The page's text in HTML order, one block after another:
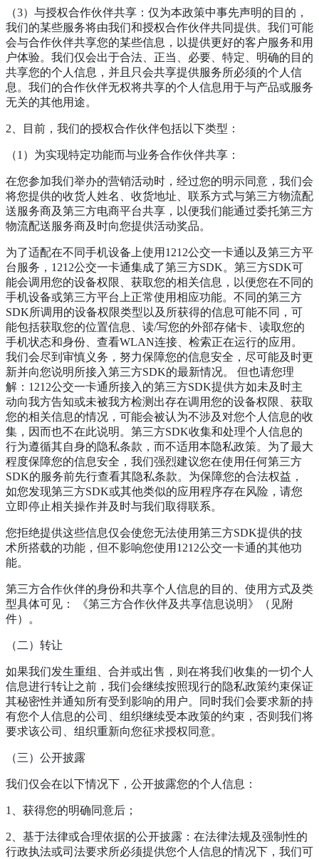
（3）与授权合作伙伴共享：仅为本政策中事先声明的目的，
我们的某些服务将由我们和授权合作伙伴共同提供。我们可能
会与合作伙伴共享您的某些信息，以提供更好的客户服务和用
户体验。我们仅会出于合法、正当、必要、特定、明确的目的
共享您的个人信息，并且只会共享提供服务所必须的个人信
息。我们的合作伙伴无权将共享的个人信息用于与产品或服务
无关的其他用途。
2、目前，我们的授权合作伙伴包括以下类型：
（1）为实现特定功能而与业务合作伙伴共享：
在您参加我们举办的营销活动时，经过您的明示同意，我们会
将您提供的收货人姓名、收货地址、联系方式与第三方物流配
送服务商及第三方电商平台共享，以便我们能通过委托第三方
物流配送服务商及时向您提供活动奖品。
为了适配在不同手机设备上使用1212公交一卡通以及第三方平
台服务，1212公交一卡通集成了第三方SDK。第三方SDK可
能会调用您的设备权限、获取您的相关信息，以便您在不同的
手机设备或第三方平台上正常使用相应功能。不同的第三方
SDK所调用的设备权限类型以及所获得的信息可能不同，可
能包括获取您的位置信息、读/写您的外部存储卡、读取您的
手机状态和身份、查看WLAN连接、检索正在运行的应用。
我们会尽到审慎义务，努力保障您的信息安全，尽可能及时更
新并向您说明所接入第三方SDK的最新情况。 但也请您理
解：1212公交一卡通所接入的第三方SDK提供方如未及时主
动向我方告知或未被我方检测出存在调用您的设备权限、获取
您的相关信息的情况，可能会被认为不涉及对您个人信息的收
集，因而也不在此说明。第三方SDK收集和处理个人信息的
行为遵循其自身的隐私条款，而不适用本隐私政策。为了最大
程度保障您的信息安全，我们强烈建议您在使用任何第三方
SDK的服务前先行查看其隐私条款。为保障您的合法权益，
如您发现第三方SDK或其他类似的应用程序存在风险，请您
立即停止相关操作并及时与我们取得联系。
您拒绝提供这些信息仅会使您无法使用第三方SDK提供的技
术所搭载的功能，但不影响您使用1212公交一卡通的其他功
能。
第三方合作伙伴的身份和共享个人信息的目的、使用方式及类
型具体可见： 《第三方合作伙伴及共享信息说明》（见附
件）。
（二）转让
如果我们发生重组、合并或出售，则在将我们收集的一切个人
信息进行转让之前，我们会继续按照现行的隐私政策约束保证
其秘密性并通知所有受到影响的用户。同时我们会要求新的持
有您个人信息的公司、组织继续受本政策的约束，否则我们将
要求该公司、组织重新向您征求授权同意。
（三）公开披露
我们仅会在以下情况下，公开披露您的个人信息：
1、获得您的明确同意后；
2、基于法律或合理依据的公开披露：在法律法规及强制性的
行政执法或司法要求所必须提供您个人信息的情况下，我们可